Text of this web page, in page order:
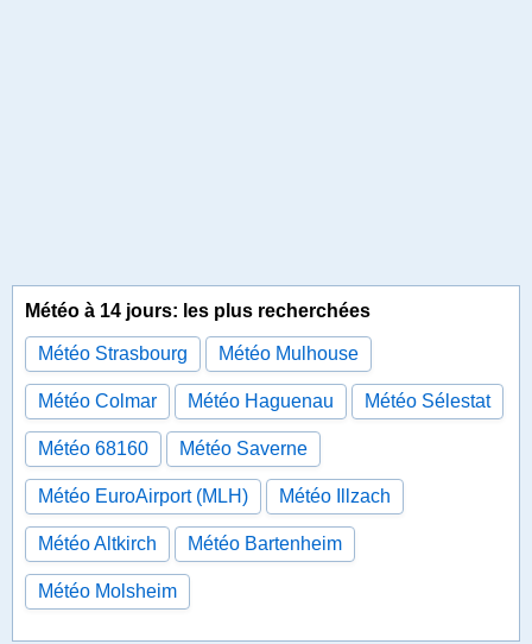
Météo à 14 jours: les plus recherchées
Météo Strasbourg Météo Mulhouse
Météo Colmar Météo Haguenau Météo Sélestat
Météo 68160 Météo Saverne
Météo EuroAirport (MLH) Météo Illzach
Météo Altkirch Météo Bartenheim
Météo Molsheim